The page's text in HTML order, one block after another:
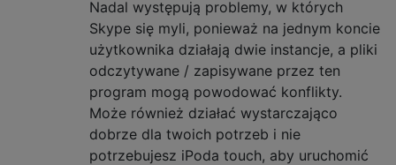
Nadal występują problemy, w których
Skype się myli, ponieważ na jednym koncie
użytkownika działają dwie instancje, a pliki
odczytywane / zapisywane przez ten
program mogą powodować konflikty.
Może również działać wystarczająco
dobrze dla twoich potrzeb i nie
potrzebujesz iPoda touch, aby uruchomić